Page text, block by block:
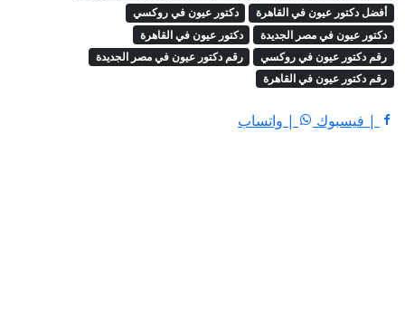
أفضل دكتور عيون في القاهرة
دكتور عيون في روكسي
دكتور عيون في مصر الجديدة
دكتور عيون في القاهرة
رقم دكتور عيون في روكسي
رقم دكتور عيون في مصر الجديدة
رقم دكتور عيون في القاهرة
| فيسبوك | واتساب